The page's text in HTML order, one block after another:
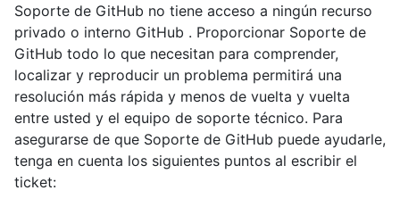
Soporte de GitHub no tiene acceso a ningún recurso
privado o interno GitHub . Proporcionar Soporte de
GitHub todo lo que necesitan para comprender,
localizar y reproducir un problema permitirá una
resolución más rápida y menos de vuelta y vuelta
entre usted y el equipo de soporte técnico. Para
asegurarse de que Soporte de GitHub puede ayudarle,
tenga en cuenta los siguientes puntos al escribir el
ticket: